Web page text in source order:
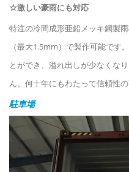
☆激しい豪雨にも対応
特注の冷間成形亜鉛メッキ鋼製
（最大1.5mm）で製作可能です
とができ、溢れ出しが少なくな
ん。何十年にもわたって信頼性
駐車場